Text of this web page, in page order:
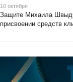
10 октября
Защите Михаила
присвоении средств